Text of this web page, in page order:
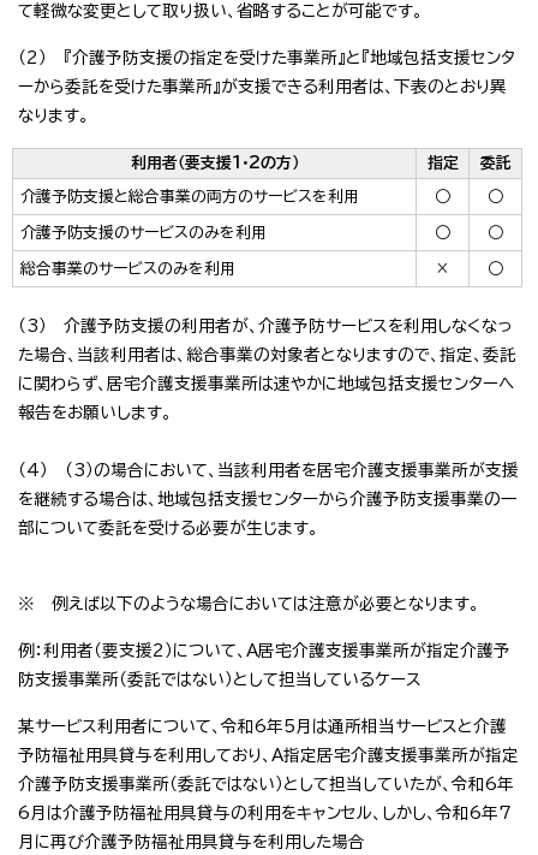
て軽微な変更として取り扱い、省略することが可能です。
（2） 『介護予防支援の指定を受けた事業所』と『地域包括支援センタ
ーから委託を受けた事業所』が支援できる利用者は、下表のとおり異
なります。
利用者（要支援1・2の方） 指定 委託
介護予防支援と総合事業の両方のサービスを利用 ○ ○
介護予防支援のサービスのみを利用 ○ ○
総合事業のサービスのみを利用 × ○
（3） 介護予防支援の利用者が、介護予防サービスを利用しなくなっ
た場合、当該利用者は、総合事業の対象者となりますので、指定、委託
に関わらず、居宅介護支援事業所は速やかに地域包括支援センターへ
報告をお願いします。
（4） （3）の場合において、当該利用者を居宅介護支援事業所が支援
を継続する場合は、地域包括支援センターから介護予防支援事業の一
部について委託を受ける必要が生じます。
※ 例えば以下のような場合においては注意が必要となります。
例：利用者（要支援2）について、A居宅介護支援事業所が指定介護予
防支援事業所（委託ではない）として担当しているケース
某サービス利用者について、令和6年5月は通所相当サービスと介護
予防福祉用具貸与を利用しており、A指定居宅介護支援事業所が指定
介護予防支援事業所（委託ではない）として担当していたが、令和6年
6月は介護予防福祉用具貸与の利用をキャンセル、しかし、令和6年7
月に再び介護予防福祉用具貸与を利用した場合